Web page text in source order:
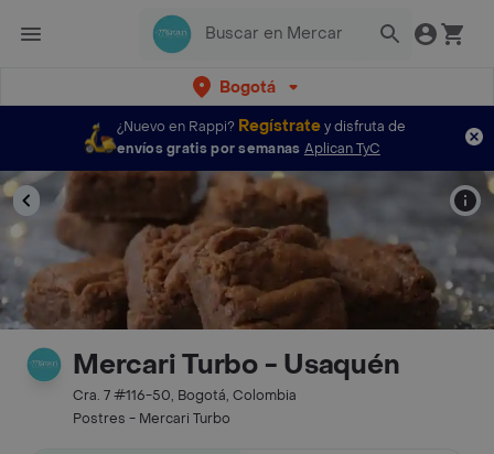
Bogotá
¿Nuevo en Rappi? Regístratey disfruta de
envíos gratis por semanas Aplican TyC
Mercari Turbo - Usaquén
Cra. 7 #116-50, Bogotá, Colombia
Postres - Mercari Turbo